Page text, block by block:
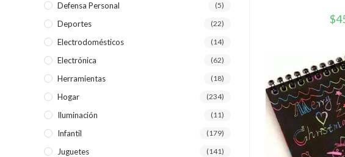
$
Defensa Personal (5)
Deportes (22)
Electrodomésticos (14)
Electrónica (62)
Herramientas (18)
Hogar (234)
Iluminación (11)
Infantil (179)
Juguetes (141)